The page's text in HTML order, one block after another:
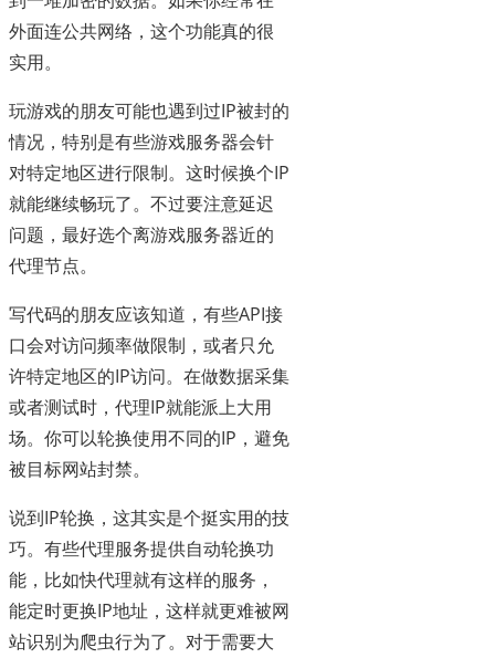
外面连公共网络，这个功能真的很
实用。
玩游戏的朋友可能也遇到过IP被封的
情况，特别是有些游戏服务器会针
对特定地区进行限制。这时候换个IP
就能继续畅玩了。不过要注意延迟
问题，最好选个离游戏服务器近的
代理节点。
写代码的朋友应该知道，有些API接
口会对访问频率做限制，或者只允
许特定地区的IP访问。在做数据采集
或者测试时，代理IP就能派上大用
场。你可以轮换使用不同的IP，避免
被目标网站封禁。
说到IP轮换，这其实是个挺实用的技
巧。有些代理服务提供自动轮换功
能，比如快代理就有这样的服务，
能定时更换IP地址，这样就更难被网
站识别为爬虫行为了。对于需要大